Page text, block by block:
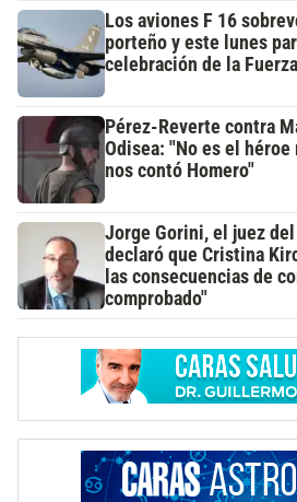
Los aviones F 16
porteño y este lunes
celebración de la
Pérez-Reverte contra
Odisea: "No es el
nos contó Homero"
Jorge Gorini, el juez
declaró que Cristina
las consecuencias de
comprobado"